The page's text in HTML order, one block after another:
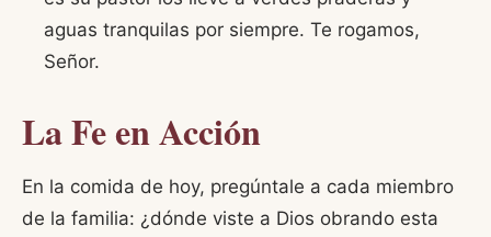
aguas tranquilas por siempre. Te rogamos,
Señor.
La Fe en Acción
En la comida de hoy, pregúntale a cada miembro
de la familia: ¿dónde viste a Dios obrando esta